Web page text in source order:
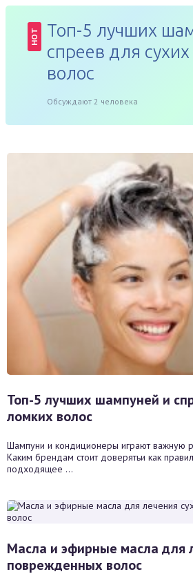
HOT Топ-5 лучших
спреев для
волос
Обсуждают 2 человека
Топ-5 лучших шампуней и
ломких волос
Шампуни и кондиционеры играют важную
Каким брендам стоит доверятьи как
подходящее ...
Масла и эфирные масла для
поврежденных волос